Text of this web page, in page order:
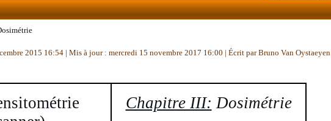
2015 16:54 | Mis à jour : mercredi 15 novembre 2017 16:00 | Écrit par Bruno Van Oystaeyen
Chapitre III: Dosimétrie